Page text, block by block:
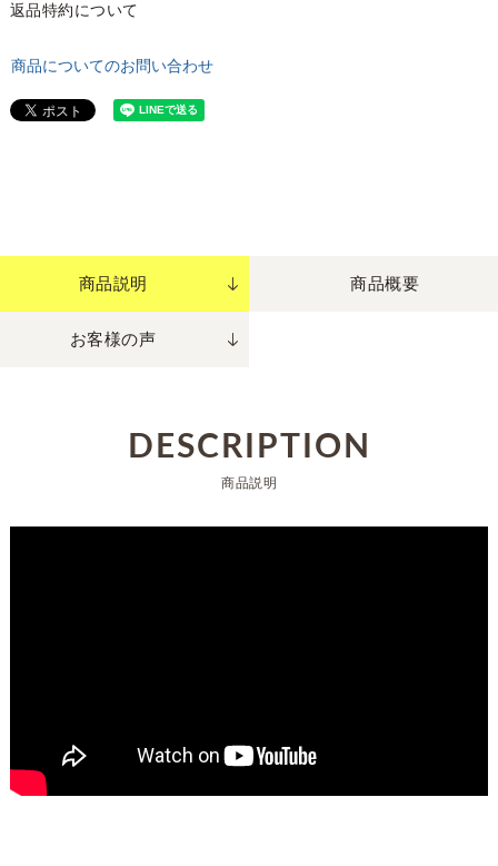
返品特約について
商品についてのお問い合わせ
商品説明 商品概要
お客様の声
DESCRIPTION
商品説明